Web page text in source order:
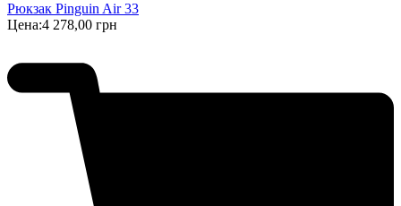
Рюкзак Pinguin Air 33
Цена:4 278,00 грн